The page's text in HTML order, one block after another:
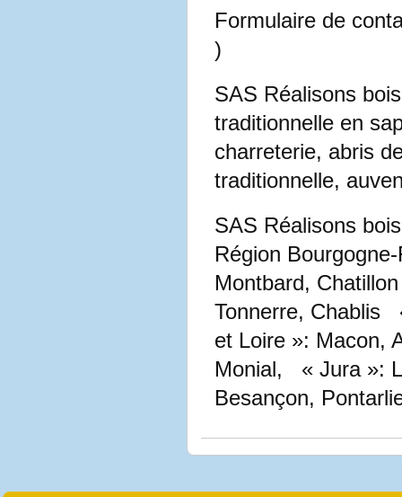
Formulaire de
)
SAS Réalisons
traditionnelle en
charreterie, abris
traditionnelle,
SAS Réalisons
Région
Montbard,
Tonnerre, Chablis
et Loire »: Macon,
Monial, « Jura »:
Besançon,